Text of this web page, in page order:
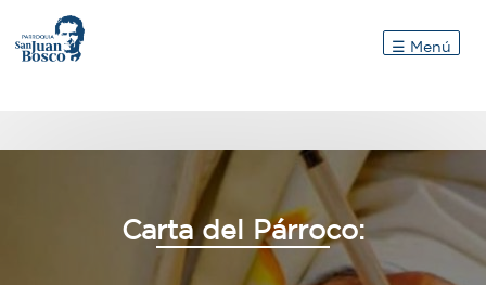
Inicio
☰ Menú
Carta del Párroco: